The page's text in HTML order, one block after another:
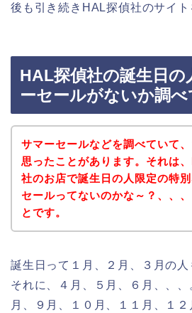
後も引き続きHAL探偵社のサイ
HAL探偵社の誕生日の
ーセールがないか調べ
サマーセールなどを調べていて
思ったことがあります。それは
社のお店で誕生日の人限定の特
セールってないのかな～？、、
とです。
誕生日って１月、２月、３月の人
それに、４月、５月、６月、、、
月、９月、１０月、１１月、１